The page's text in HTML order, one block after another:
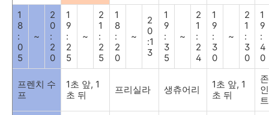
1
8
:
0
5
~
2
0
:
2
0
1
9
:
2
5
~
2
1
:
2
5
1
8
:
2
0
~
2
0
:1
3
1
9
:
3
5
~
2
1
:
2
4
1
9
:
3
0
~
2
1
:
3
0
1
9
:
4
0
프렌치 수
프
1초 앞, 1
초 뒤
프리실라 생츄어리 1초 앞, 1
초 뒤
트